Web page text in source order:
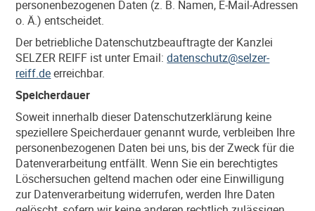
personenbezogenen Daten (z. B. Namen, E-Mail-Adressen
o. Ä.) entscheidet.
Der betriebliche Datenschutzbeauftragte der Kanzlei
SELZER REIFF ist unter Email:datenschutz@selzer-
reiff.deerreichbar.
Speicherdauer
Soweit innerhalb dieser Datenschutzerklärung keine
speziellere Speicherdauer genannt wurde, verbleiben Ihre
personenbezogenen Daten bei uns, bis der Zweck für die
Datenverarbeitung entfällt. Wenn Sie ein berechtigtes
Löschersuchen geltend machen oder eine Einwilligung
zur Datenverarbeitung widerrufen, werden Ihre Daten